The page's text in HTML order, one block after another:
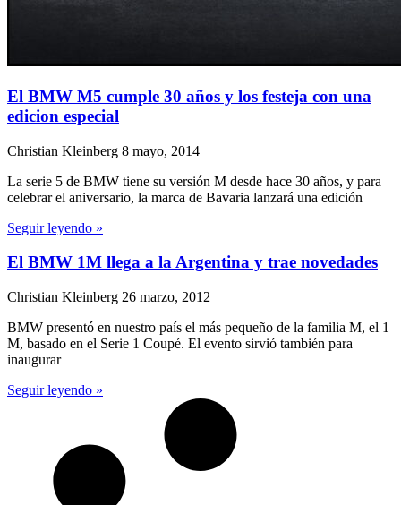
El BMW M5 cumple 30 años y los festeja con una
edicion especial
Christian Kleinberg 8 mayo, 2014
La serie 5 de BMW tiene su versión M desde hace 30 años, y para
celebrar el aniversario, la marca de Bavaria lanzará una edición
Seguir leyendo »
El BMW 1M llega a la Argentina y trae novedades
Christian Kleinberg 26 marzo, 2012
BMW presentó en nuestro país el más pequeño de la familia M, el 1
M, basado en el Serie 1 Coupé. El evento sirvió también para
inaugurar
Seguir leyendo »